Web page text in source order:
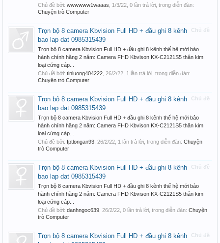
Chủ đề bởi: wwwwww1waaas 1/3/22 , 0 lần trả lời, trong diễn đàn:
Chuyện trò Computer
Chủ đề
Trọn bộ 8 camera Kbvision Full HD + đầu ghi 8 kênh
bao lap dat 0985315439
Trọn bộ 8 camera Kbvision Full HD + đầu ghi 8 kênh thế hệ mới bảo
hành chính hãng 2 năm: Camera FHD Kbvison KX-C2121S5 thân kim
loại cứng cáp...
Chủ đề bởi: tinluong404222 26/2/22 , 1 lần trả lời, trong diễn đàn:
Chuyện trò Computer
Chủ đề
Trọn bộ 8 camera Kbvision Full HD + đầu ghi 8 kênh
bao lap dat 0985315439
Trọn bộ 8 camera Kbvision Full HD + đầu ghi 8 kênh thế hệ mới bảo
hành chính hãng 2 năm: Camera FHD Kbvison KX-C2121S5 thân kim
loại cứng cáp...
Chủ đề bởi: fptlongan93 26/2/22 , 1 lần trả lời, trong diễn đàn: Chuyện
trò Computer
Chủ đề
Trọn bộ 8 camera Kbvision Full HD + đầu ghi 8 kênh
bao lap dat 0985315439
Trọn bộ 8 camera Kbvision Full HD + đầu ghi 8 kênh thế hệ mới bảo
hành chính hãng 2 năm: Camera FHD Kbvison KX-C2121S5 thân kim
loại cứng cáp...
Chủ đề bởi: danhngoc639 26/2/22 , 0 lần trả lời, trong diễn đàn: Chuyện
trò Computer
Chủ đề
Trọn bộ 8 camera Kbvision Full HD + đầu ghi 8 kênh